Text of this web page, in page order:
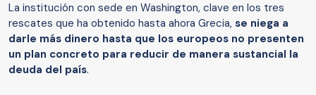
La institución con sede en Washington, clave en los tres
rescates que ha obtenido hasta ahora Grecia, se niega a
darle más dinero hasta que los europeos no presenten
un plan concreto para reducir de manera sustancial la
deuda del país.